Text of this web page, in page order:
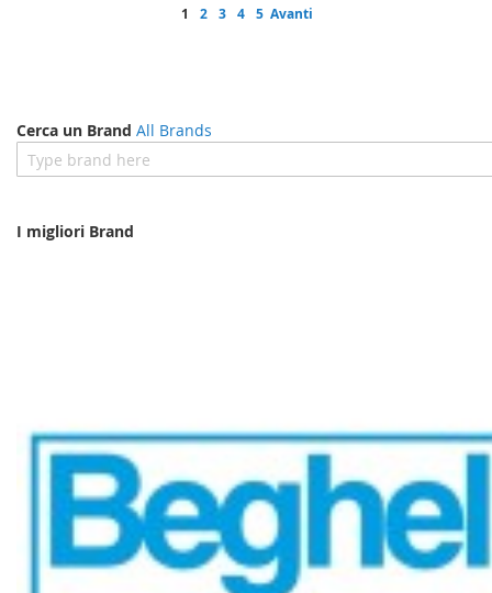
Pagina
Attualmente stai leggendo la pagina
1 Pagina
2 Pagina
3 Pagina
4 Pagina
5 Pagina
Avanti
Cerca un Brand All Brands
I migliori Brand